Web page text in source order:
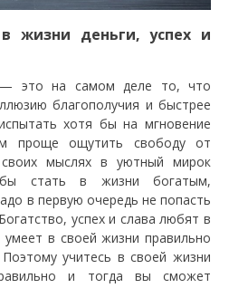
жизни деньги, успех и
— это на самом деле то, что
благополучия и быстрее
хотя бы на мгновение
проще ощутить свободу от
мыслях в уютный мирок
стать в жизни богатым,
в первую очередь не попасть
успех и слава любят в
в своей жизни правильно
учитесь в своей жизни
и тогда вы сможет